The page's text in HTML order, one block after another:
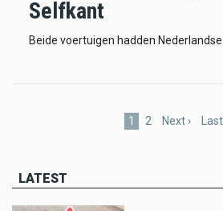
Selfkant
Beide voertuigen hadden
Current
1 Page
2
Next
Next ›
Last
LATEST